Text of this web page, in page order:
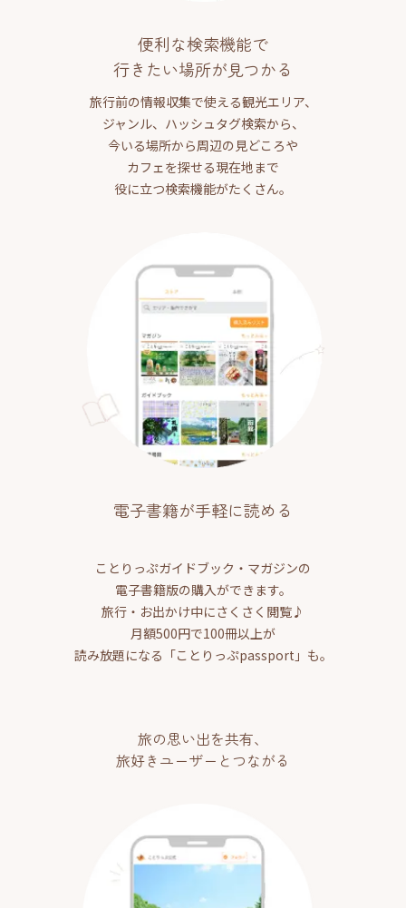
便利な検索機能で
行きたい場所が見つかる
旅行前の情報収集で使える観光エリア、
ジャンル、ハッシュタグ検索から、
今いる場所から周辺の見どころや
カフェを探せる現在地まで
役に立つ検索機能がたくさん。
電子書籍が手軽に読める
ことりっぷガイドブック・マガジンの
電子書籍版の購入ができます。
旅行・お出かけ中にさくさく閲覧♪
月額500円で100冊以上が
読み放題になる「ことりっぷpassport」も。
旅の思い出を共有、
旅好きユーザーとつながる